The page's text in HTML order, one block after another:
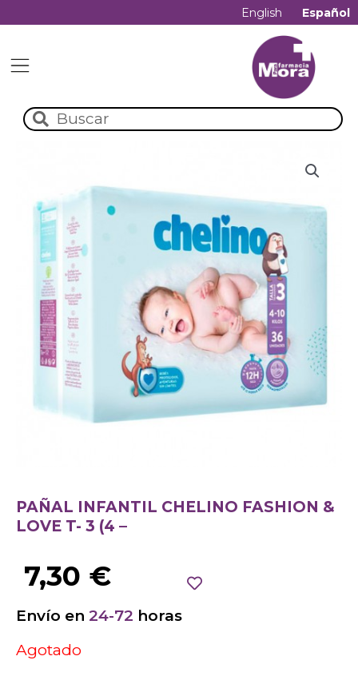
English Español
PAÑAL INFANTIL CHELINO FASHION &
LOVE T- 3 (4 –
7,30 €
Envío en 24-72 horas
Agotado